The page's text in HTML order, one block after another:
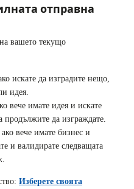
отправна
вашето текущо
искате да изградите нещо,
идея.
вече имате идея и искате
продължите да изграждате.
ако вече имате бизнес и
и валидирате следващата
Изберете своята